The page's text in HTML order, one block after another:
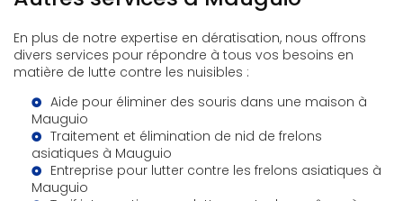
En plus de notre expertise en dératisation, nous offrons
divers services pour répondre à tous vos besoins en
matière de lutte contre les nuisibles :
Aide pour éliminer des souris dans une maison à
Mauguio
Traitement et élimination de nid de frelons
asiatiques à Mauguio
Entreprise pour lutter contre les frelons asiatiques à
Mauguio